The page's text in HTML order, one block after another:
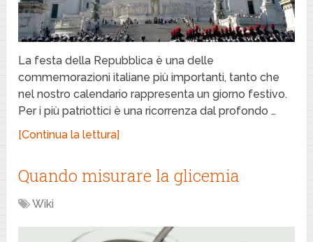
La festa della Repubblica è una delle
commemorazioni italiane più importanti, tanto che
nel nostro calendario rappresenta un giorno festivo.
Per i più patriottici è una ricorrenza dal profondo …
[Continua la lettura]
Quando misurare la glicemia
Wiki